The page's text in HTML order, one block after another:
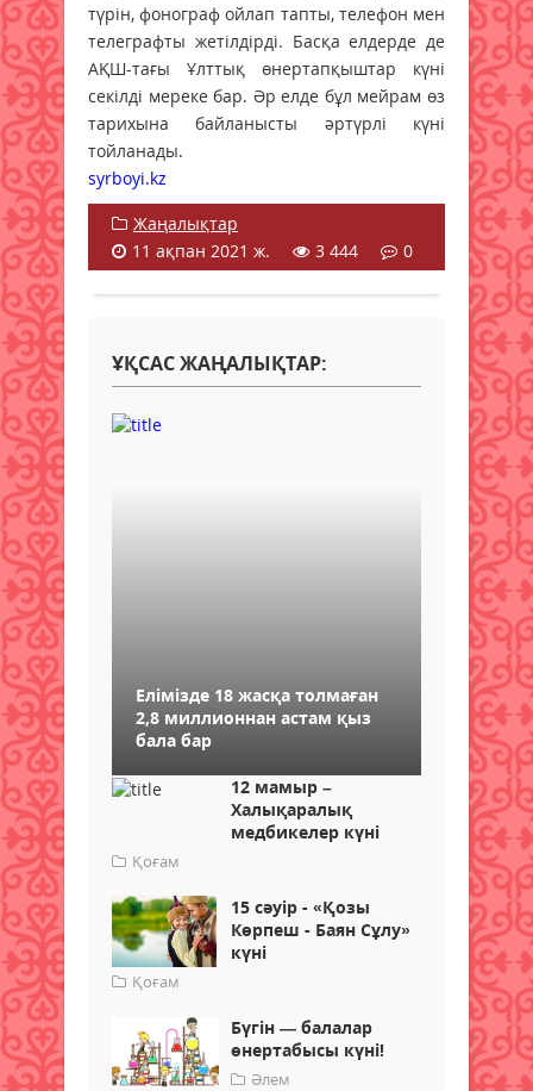
түрін, фонограф ойлап тапты, телефон мен
телеграфты жетілдірді. Басқа елдерде де
АҚШ-тағы Ұлттық өнертапқыштар күні
секілді мереке бар. Әр елде бұл мейрам өз
тарихына байланысты әртүрлі күні
тойланады.
syrboyi.kz
Жаңалықтар
11 ақпан 2021 ж.
3 444 0
ҰҚСАС ЖАҢАЛЫҚТАР:
Елімізде 18 жасқа толмаған
2,8 миллионнан астам қыз
бала бар
12 мамыр –
Халықаралық
медбикелер күні
Қоғам
15 сәуір - «Қозы
Көрпеш - Баян Сұлу»
күні
Қоғам
Бүгін — балалар
өнертабысы күні!
Әлем